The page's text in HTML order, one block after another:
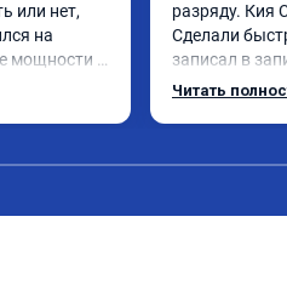
или нет,
на
мощности и
разряду. Кия
Сделали
записал в
рекомендую!
Читать